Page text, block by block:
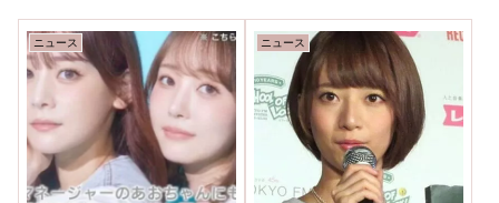
ニュース ニュース